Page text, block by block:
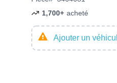
1,700+ acheté
Ajouter un